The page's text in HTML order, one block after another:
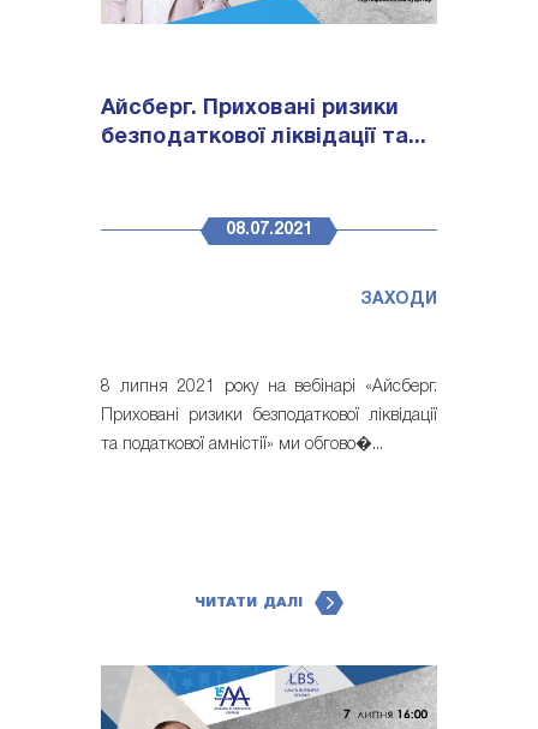
Айсберг. Приховані ризики
безподаткової ліквідації та...
08.07.2021
ЗАХОДИ
8 липня 2021 року на вебінарі «Айсберг.
Приховані ризики безподаткової ліквідації
та податкової амністії» ми обгово�...
ЧИТАТИ ДАЛІ